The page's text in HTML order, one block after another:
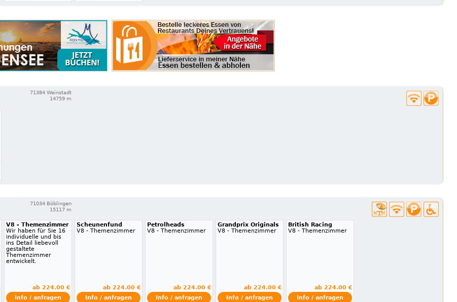
71384 Weinstadt
14759 m
71034 Böblingen
15117 m
V8 - Themenzimmer
Wir haben für Sie 16
individuelle und bis
ins Detail liebevoll
gestaltete
Themenzimmer
entwickelt.
ab 224.00 €
Info / anfragen
Scheunenfund
V8 - Themenzimmer
ab 224.00 €
Info / anfragen
Petrolheads
V8 - Themenzimmer
ab 224.00 €
Info / anfragen
Grandprix Originals
V8 - Themenzimmer
ab 224.00 €
Info / anfragen
British Racing
V8 - Themenzimmer
ab 224.00 €
Info / anfragen